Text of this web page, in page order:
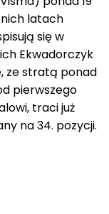
latach
się w
Ekwadorczyk
ze stratą ponad
pierwszego
traci już
na 34. pozycji.